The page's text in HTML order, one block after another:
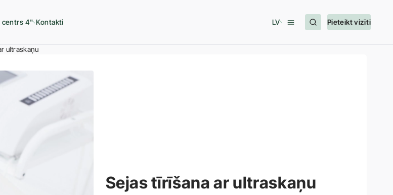
centrs 4" Kontakti LV Pieteikt vizīti
ultraskaņu
Sejas tīrīšana ar ultraskaņu